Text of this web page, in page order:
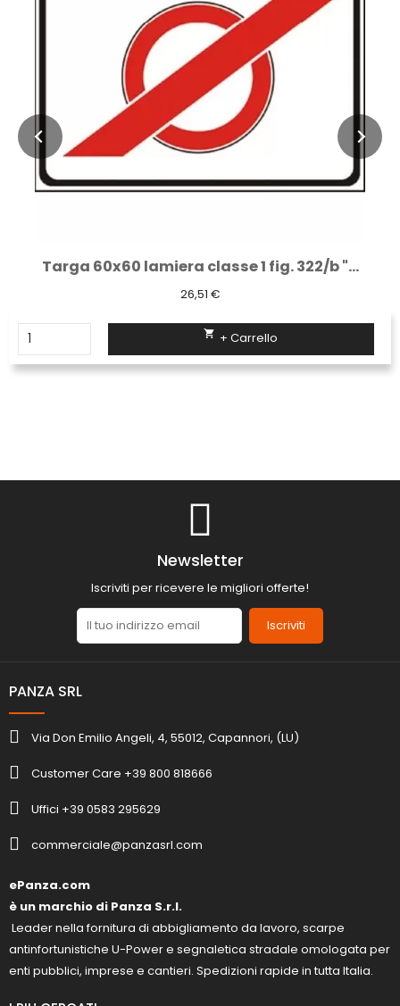
Targa 60x60 lamiera classe 1 fig. 322/b "...
26,51 €
 + Carrello
Newsletter
Iscriviti per ricevere le migliori offerte!
Iscriviti
PANZA SRL
Via Don Emilio Angeli, 4, 55012, Capannori, (LU)
Customer Care +39 800 818666
Uffici +39 0583 295629
commerciale@panzasrl.com
ePanza.com
è un marchio di Panza S.r.l.
Leader nella fornitura di abbigliamento da lavoro, scarpe
antinfortunistiche U-Power e segnaletica stradale omologata per
enti pubblici, imprese e cantieri. Spedizioni rapide in tutta Italia.